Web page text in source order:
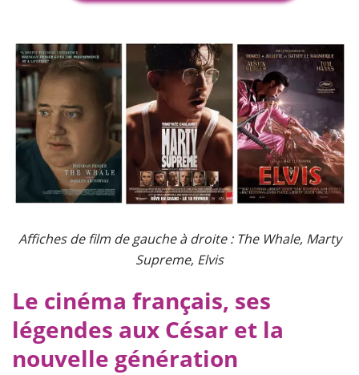
Affiches de film de gauche à droite : The Whale, Marty
Supreme, Elvis
Le cinéma français, ses
légendes aux César et la
nouvelle génération